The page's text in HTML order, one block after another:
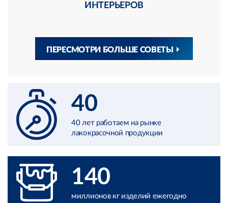
ИНТЕРЬЕРОВ
ПЕРЕСМОТРИ БОЛЬШЕ СОВЕТЫ
40
40 лет работаем на рынке
лакокрасочной продукции
140
миллионов кг изделий ежегодно